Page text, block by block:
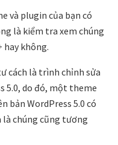
và plugin của bạn có
là kiểm tra xem chúng
hay không.
cách là trình chỉnh sửa
5.0, do đó, một theme
bản WordPress 5.0 có
là chúng cũng tương